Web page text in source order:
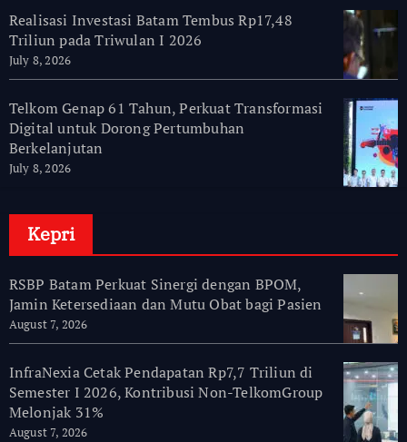
Realisasi Investasi Batam Tembus Rp17,48
Triliun pada Triwulan I 2026
July 8, 2026
Telkom Genap 61 Tahun, Perkuat Transformasi
Digital untuk Dorong Pertumbuhan
Berkelanjutan
July 8, 2026
Kepri
RSBP Batam Perkuat Sinergi dengan BPOM,
Jamin Ketersediaan dan Mutu Obat bagi Pasien
August 7, 2026
InfraNexia Cetak Pendapatan Rp7,7 Triliun di
Semester I 2026, Kontribusi Non-TelkomGroup
Melonjak 31%
August 7, 2026